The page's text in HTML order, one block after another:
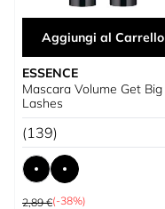
Aggiungi al Carrello
ESSENCE
Mascara Volume Get Big
Lashes
(139)
Prezzo predefinito
2,89 €(-38%)